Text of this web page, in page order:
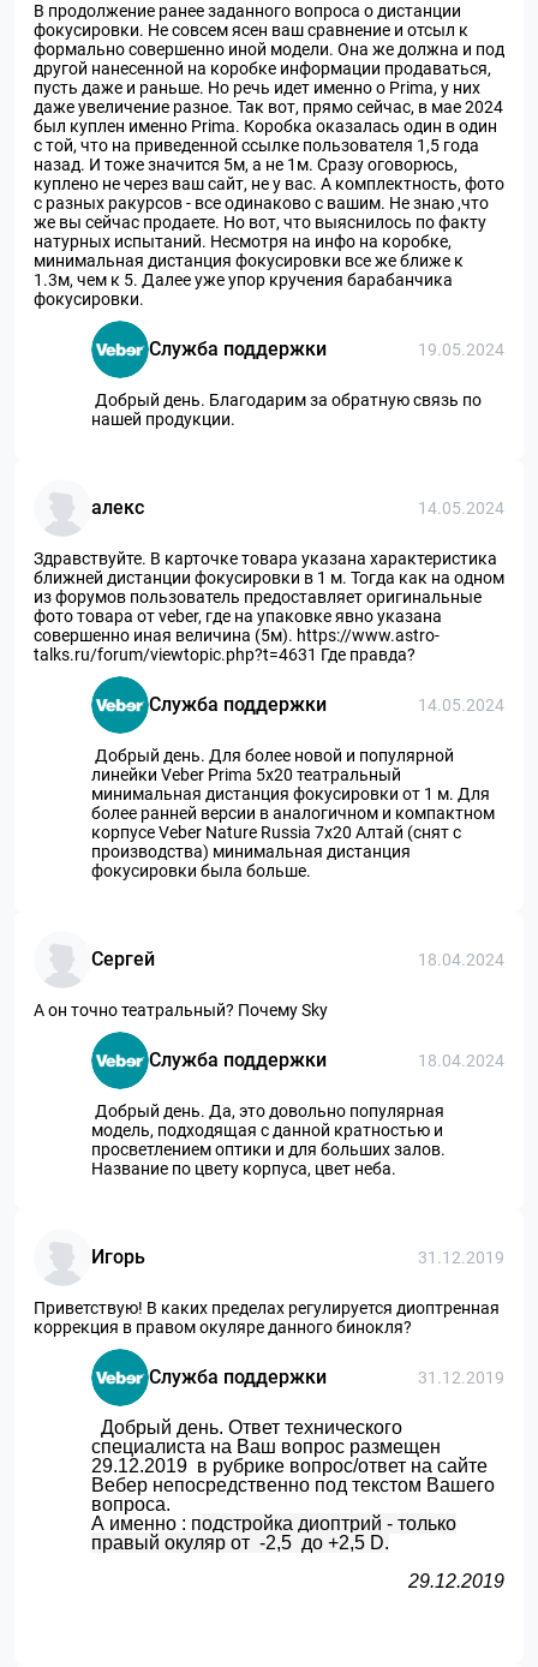
В продолжение ранее заданного вопроса о дистанции
фокусировки. Не совсем ясен ваш сравнение и отсыл к
формально совершенно иной модели. Она же должна и под
другой нанесенной на коробке информации продаваться,
пусть даже и раньше. Но речь идет именно о Prima, у них
даже увеличение разное. Так вот, прямо сейчас, в мае 2024
был куплен именно Prima. Коробка оказалась один в один
с той, что на приведенной ссылке пользователя 1,5 года
назад. И тоже значится 5м, а не 1м. Сразу оговорюсь,
куплено не через ваш сайт, не у вас. А комплектность, фото
с разных ракурсов - все одинаково с вашим. Не знаю ,что
же вы сейчас продаете. Но вот, что выяснилось по факту
натурных испытаний. Несмотря на инфо на коробке,
минимальная дистанция фокусировки все же ближе к
1.3м, чем к 5. Далее уже упор кручения барабанчика
фокусировки.
Служба поддержки 19.05.2024
Добрый день. Благодарим за обратную связь по
нашей продукции.
алекс 14.05.2024
Здравствуйте. В карточке товара указана характеристика
ближней дистанции фокусировки в 1 м. Тогда как на одном
из форумов пользователь предоставляет оригинальные
фото товара от veber, где на упаковке явно указана
совершенно иная величина (5м). https://www.astro-
talks.ru/forum/viewtopic.php?t=4631 Где правда?
Служба поддержки 14.05.2024
Добрый день. Для более новой и популярной
линейки Veber Prima 5х20 театральный
минимальная дистанция фокусировки от 1 м. Для
более ранней версии в аналогичном и компактном
корпусе Veber Nature Russia 7х20 Алтай (снят с
производства) минимальная дистанция
фокусировки была больше.
Сергей 18.04.2024
А он точно театральный? Почему Sky
Служба поддержки 18.04.2024
Добрый день. Да, это довольно популярная
модель, подходящая с данной кратностью и
просветлением оптики и для больших залов.
Название по цвету корпуса, цвет неба.
Игорь 31.12.2019
Приветствую! В каких пределах регулируется диоптренная
коррекция в правом окуляре данного бинокля?
Служба поддержки 31.12.2019
Добрый день. Ответ технического
специалиста на Ваш вопрос размещен
29.12.2019 в рубрике вопрос/ответ на сайте
Вебер непосредственно под текстом Вашего
вопроса.
А именно : подстройка диоптрий - только
правый окуляр от -2,5 до +2,5 D.
29.12.2019